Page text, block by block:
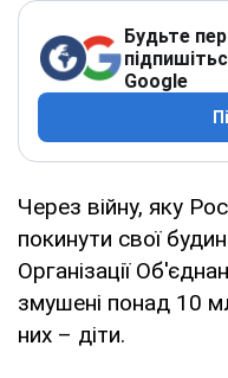
Будьте
Google
Через війну, яку
покинути свої
Організації
змушені понад 10
них – діти.